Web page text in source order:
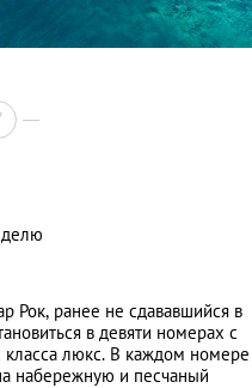
Рок, ранее не сдававшийся в
в девяти номерах с
люкс. В каждом номере
набережную и песчаный